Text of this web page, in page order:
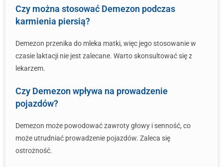
Czy można stosować Demezon podczas
karmienia piersią?
Demezon przenika do mleka matki, więc jego stosowanie w
czasie laktacji nie jest zalecane. Warto skonsultować się z
lekarzem.
Czy Demezon wpływa na prowadzenie
pojazdów?
Demezon może powodować zawroty głowy i senność, co
może utrudniać prowadzenie pojazdów. Zaleca się
ostrożność.